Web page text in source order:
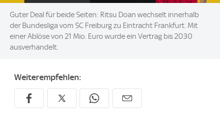
Guter Deal für beide Seiten: Ritsu Doan wechselt innerhalb
der Bundesliga vom SC Freiburg zu Eintracht Frankfurt. Mit
einer Ablöse von 21 Mio. Euro wurde ein Vertrag bis 2030
ausverhandelt.
Weiterempfehlen: